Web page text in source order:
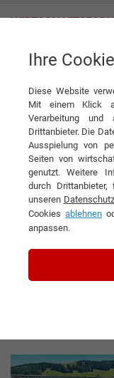
LIWEST
Interview LIWEST
DIESEN
Von
Evolution
Interview mit
Ihre
Diese Website
Mit einem Klick
Verarbeitung
Drittanbieter. Die
Ausspielung von
Seiten von
genutzt. Weitere
durch
unseren
Cookies ablehnen
anpassen.